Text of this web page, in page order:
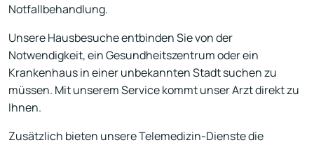
Notfallbehandlung.
Unsere Hausbesuche entbinden Sie von der
Notwendigkeit, ein Gesundheitszentrum oder ein
Krankenhaus in einer unbekannten Stadt suchen zu
müssen. Mit unserem Service kommt unser Arzt direkt zu
Ihnen.
Zusätzlich bieten unsere Telemedizin-Dienste die